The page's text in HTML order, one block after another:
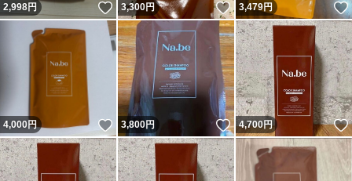
2,998円 いいね！
3,300円 いいね！
3,479円
4,000円 いいね！
3,800円 いいね！
4,700円